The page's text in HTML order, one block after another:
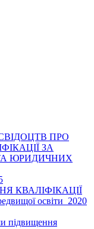
ПРО
ЗА
ЮРИДИЧНИХ
КВАЛІФІКАЦІЇ
освіти_2020
підвищення